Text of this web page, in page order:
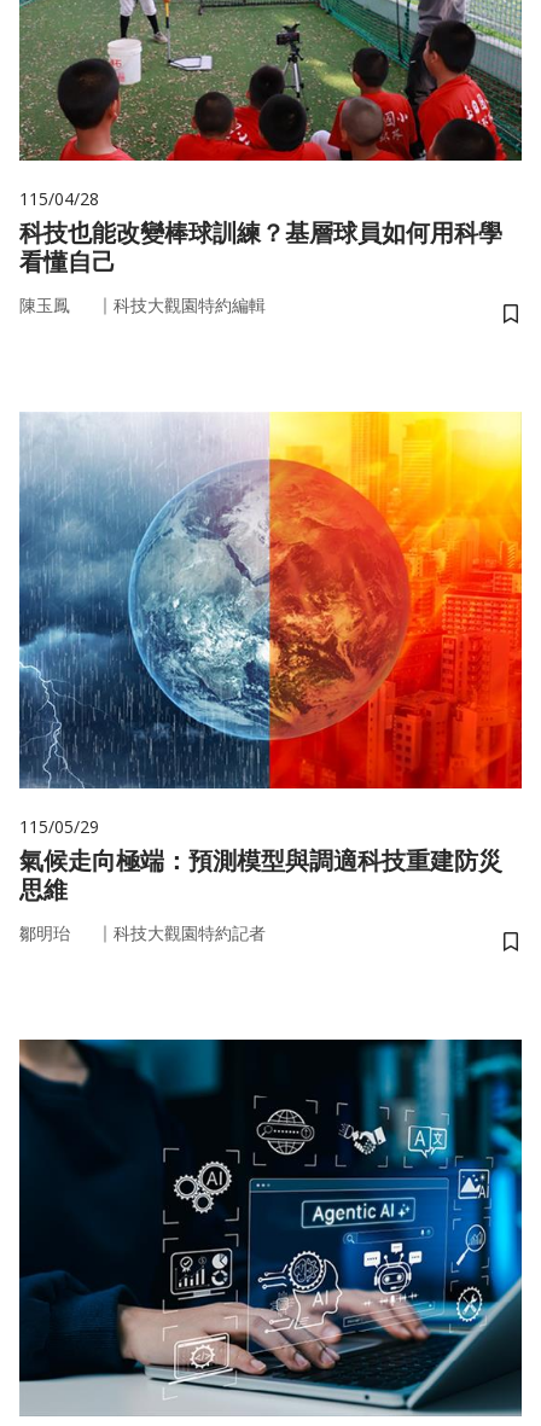
115/04/28
科技也能改變棒球訓練？基層球員如何用科學
看懂自己
陳玉鳳 ｜ 科技大觀園特約編輯
儲
115/05/29
氣候走向極端：預測模型與調適科技重建防災
思維
鄒明珆 ｜ 科技大觀園特約記者
儲